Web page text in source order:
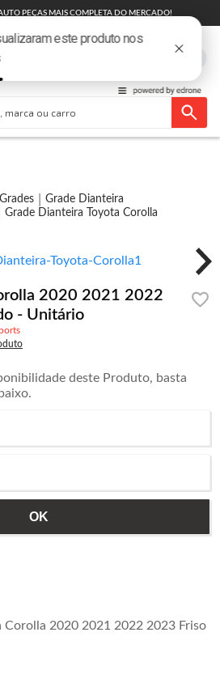
PEÇAS MAIS COMPLETA DO MERCADO!
Grade Dianteira
Grade Dianteira Toyota Corolla
2020 2021 2022
- Unitário
deste Produto, basta
Corolla 2020 2021 2022 2023 Friso